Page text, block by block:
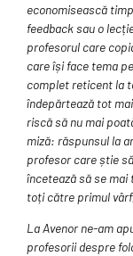
economisească
feedback sau o
profesorul care
care își face tema
complet reticent la
îndepărtează tot
riscă să nu mai
miză: răspunsul la
profesor care știe
încetează să se mai
toți către primul
La Avenor ne-am
profesorii despre